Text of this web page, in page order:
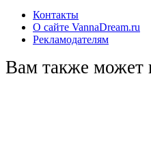
Контакты
О сайте VannaDream.ru
Рекламодателям
Вам также может